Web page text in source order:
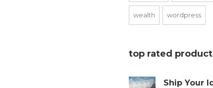
wealth wordpress
top rated
Ship Your